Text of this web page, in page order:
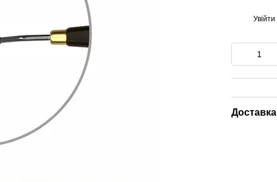
Увійти
Доставка